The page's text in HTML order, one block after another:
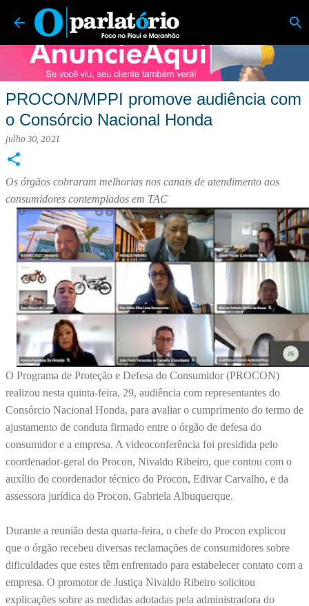
Pular para o conteúdo principal
O Parlatório | Foco no Piauí e Maranhão
PROCON/MPPI promove audiência com
o Consórcio Nacional Honda
julho 30, 2021
Os órgãos cobraram melhorias nos canais de atendimento aos
consumidores contemplados em TAC
O Programa de Proteção e Defesa do Consumidor (PROCON)
realizou nesta quinta-feira, 29, audiência com representantes do
Consórcio Nacional Honda, para avaliar o cumprimento do termo de
ajustamento de conduta firmado entre o órgão de defesa do
consumidor e a empresa. A videoconferência foi presidida pelo
coordenador-geral do Procon, Nivaldo Ribeiro, que contou com o
auxílio do coordenador técnico do Procon, Edivar Carvalho, e da
assessora jurídica do Procon, Gabriela Albuquerque.
Durante a reunião desta quarta-feira, o chefe do Procon explicou
que o órgão recebeu diversas reclamações de consumidores sobre
dificuldades que estes têm enfrentado para estabelecer contato com a
empresa. O promotor de Justiça Nivaldo Ribeiro solicitou
explicações sobre as medidas adotadas pela administradora do